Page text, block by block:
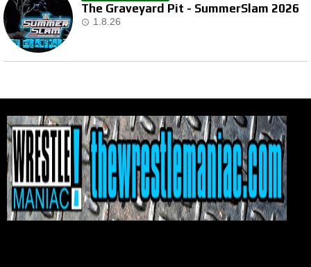
The Graveyard Pit - SummerSlam 2026
1.8.26